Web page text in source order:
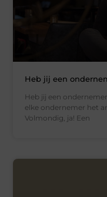
Heb jij een
Heb jij een
elke ondernemer het
Volmondig, ja! Een